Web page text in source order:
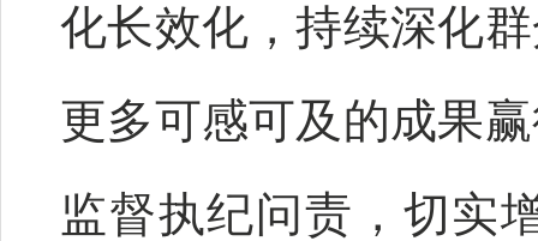
化长效化，持续深化
更多可感可及的成果
监督执纪问责，切实